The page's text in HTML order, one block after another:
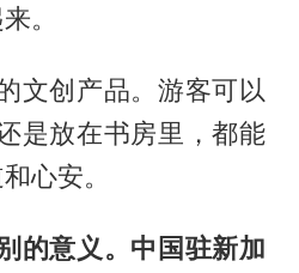
。
文创产品。游客可以
是放在书房里，都能
心安。
的意义。中国驻新加